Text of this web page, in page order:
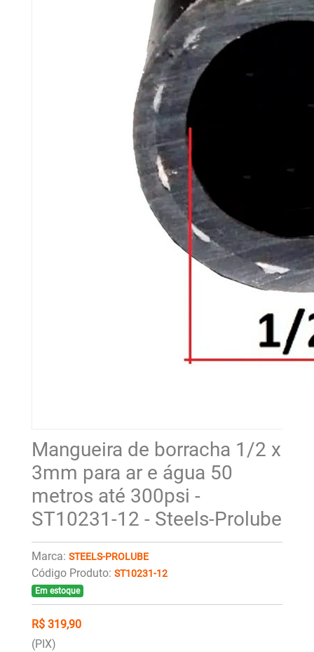
Mangueira de borracha 1/2 x
3mm para ar e água 50
metros até 300psi -
ST10231-12 - Steels-Prolube
Marca: STEELS-PROLUBE
Código Produto: ST10231-12
Em estoque
R$ 319,90
(PIX)